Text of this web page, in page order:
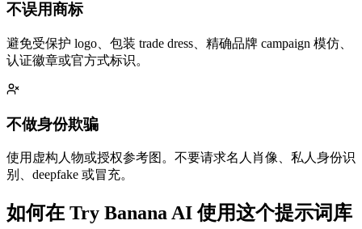
不误用商标
避免受保护 logo、包装 trade dress、精确品牌 campaign 模仿、
认证徽章或官方式标识。
不做身份欺骗
使用虚构人物或授权参考图。不要请求名人肖像、私人身份识
别、deepfake 或冒充。
如何在 Try Banana AI 使用这个提示词库